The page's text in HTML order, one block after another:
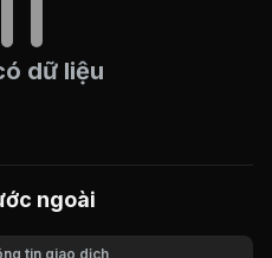
dữ liệu
ngoài
tin giao dịch